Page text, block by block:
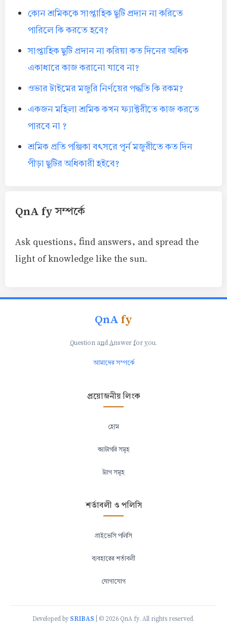
কোন শ্রমিককে সাপ্তাহিক ছুটি প্রদান না করিতে
পারিলে কি করতে হবে?
সাপ্তাহিক ছুটি প্রদান না করিয়া কত দিনের অধিক
একাধারে কাজ করানো যাবে না?
ওভার টাইমের মজুরি নির্ণয়ের পদ্ধতি কি রকম?
একজন মহিলা শ্রমিক কখন ফ্যাক্টরীতে কাজ করতে
পারবে না ?
শ্রমিক প্রতি পঞ্জিকা বৎসরে পূর্ন মজুরীতে কত দিন
পীড়া ছুটির অধিকারী হইবে?
QnA fy সম্পর্কে
Ask questions, find answers, and spread the
light of knowledge like the sun.
QnAfy
Question andAnswer foryou.
আমাদের সম্পর্কে
প্রয়োজনীয় লিংক
হোম
ক্যাটাগরি সমূহ
ট্যাগ সমূহ
শর্তাবলী ও পলিসি
প্রাইভেসি পলিসি
ব্যবহারের শর্তাবলী
যোগাযোগ
Developed by SRIBAS | © 2026 QnA fy. All rights reserved.